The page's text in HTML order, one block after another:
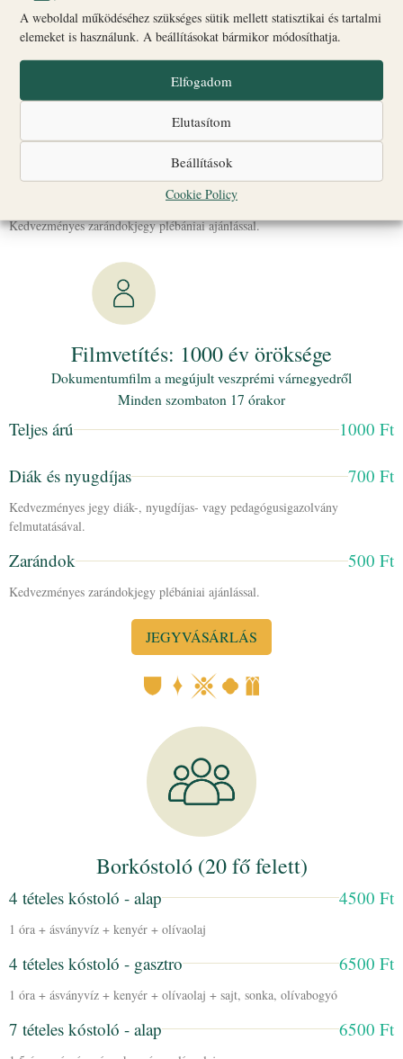
A weboldal működéséhez szükséges sütik mellett statisztikai és tartalmi
elemeket is használunk. A beállításokat bármikor módosíthatja.
Elfogadom
Elutasítom
Beállítások
Cookie Policy
dokumentumfilm
Minden szombaton 14 órakor
Teljes árú 4000 Ft
Diák és nyugdíjas 3500 Ft
Kedvezményes jegy diák-, nyugdíjas- vagy pedagógusigazolvány
Kedvezményes zarándokjegy plébániai ajánlással.
Filmvetítés: 1000 év öröksége
Dokumentumfilm a megújult veszprémi várnegyedről
Minden szombaton 17 órakor
Teljes árú 1000 Ft
Diák és nyugdíjas 700 Ft
Kedvezményes jegy diák-, nyugdíjas- vagy pedagógusigazolvány
felmutatásával.
Zarándok 500 Ft
Kedvezményes zarándokjegy plébániai ajánlással.
JEGYVÁSÁRLÁS
Borkóstoló (20 fő felett)
4 tételes kóstoló - alap 4500 Ft
1 óra + ásványvíz + kenyér + olívaolaj
4 tételes kóstoló - gasztro 6500 Ft
1 óra + ásványvíz + kenyér + olívaolaj + sajt, sonka, olívabogyó
7 tételes kóstoló - alap 6500 Ft